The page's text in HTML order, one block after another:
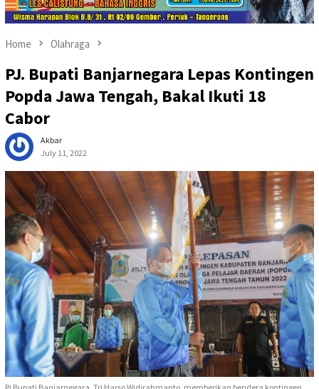
Home Olahraga
PJ. Bupati Banjarnegara Lepas Kontingen
Popda Jawa Tengah, Bakal Ikuti 18
Cabor
Akbar
July 11, 2022